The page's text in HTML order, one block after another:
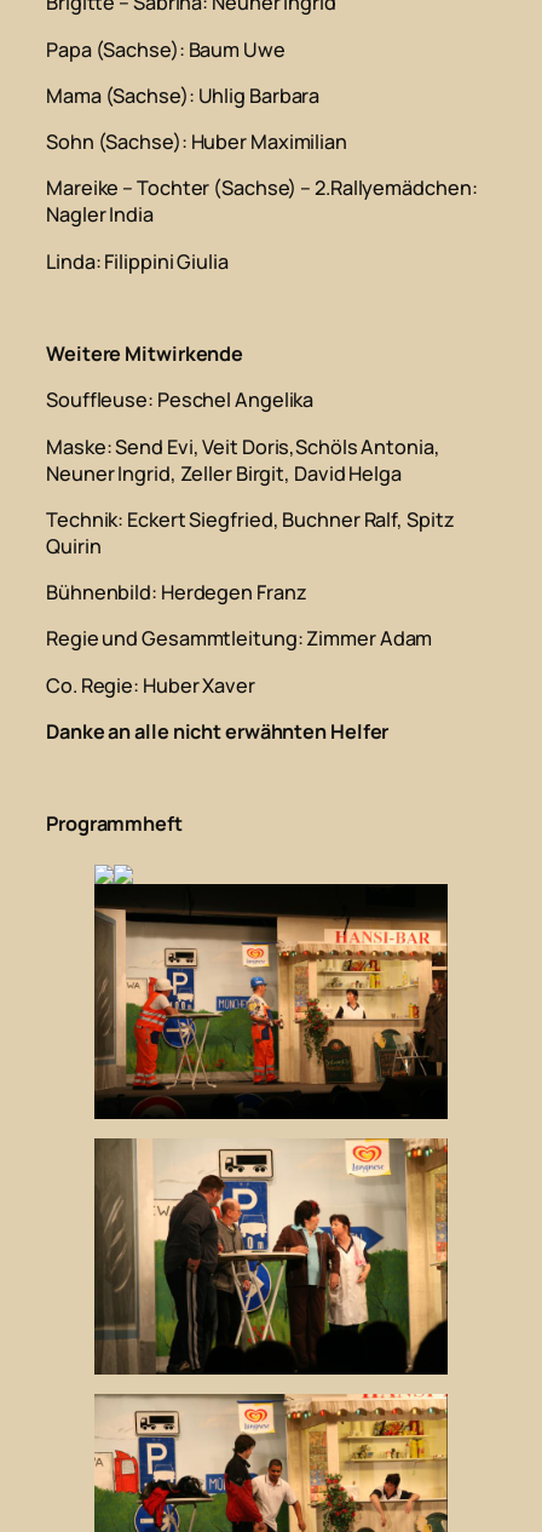
Papa (Sachse): Baum Uwe
Mama (Sachse): Uhlig Barbara
Sohn (Sachse): Huber Maximilian
Mareike – Tochter (Sachse) – 2.Rallyemädchen:
Nagler India
Linda: Filippini Giulia
Weitere Mitwirkende
Souffleuse: Peschel Angelika
Maske: Send Evi, Veit Doris,Schöls Antonia,
Neuner Ingrid, Zeller Birgit, David Helga
Technik: Eckert Siegfried, Buchner Ralf, Spitz
Quirin
Bühnenbild: Herdegen Franz
Regie und Gesammtleitung: Zimmer Adam
Co. Regie: Huber Xaver
Danke an alle nicht erwähnten Helfer
Programmheft